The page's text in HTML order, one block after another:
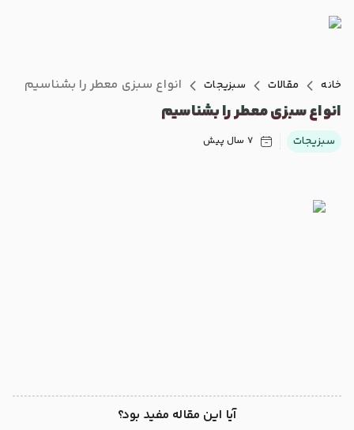
خانه مقالات سبزیجات انواع سبزی معطر را بشناسیم
انواع سبزی معطر را بشناسیم
سبزیجات 7 سال پیش
آیا این مقاله مفید بود؟